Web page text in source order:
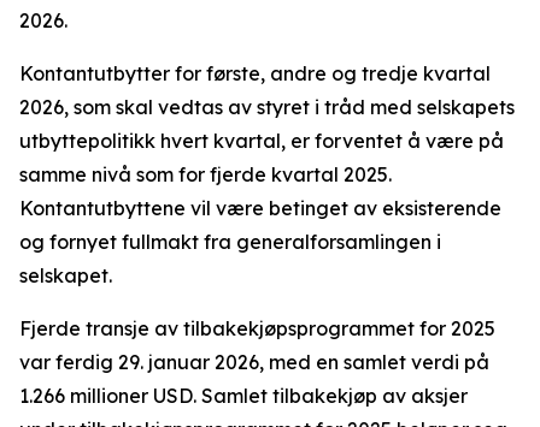
2026.
Kontantutbytter for første, andre og tredje kvartal
2026, som skal vedtas av styret i tråd med selskapets
utbyttepolitikk hvert kvartal, er forventet å være på
samme nivå som for fjerde kvartal 2025.
Kontantutbyttene vil være betinget av eksisterende
og fornyet fullmakt fra generalforsamlingen i
selskapet.
Fjerde transje av tilbakekjøpsprogrammet for 2025
var ferdig 29. januar 2026, med en samlet verdi på
1.266 millioner USD. Samlet tilbakekjøp av aksjer